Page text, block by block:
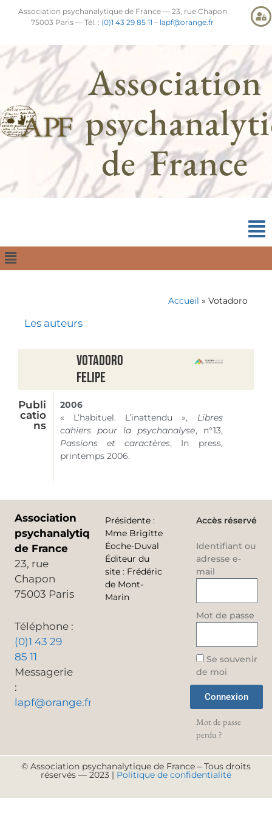
Association psychanalytique de France — 23, rue Chapon
75003 Paris — Tél. : (0)1 43 29 85 11 – lapf@orange.fr
Association
de France
Accueil » Votadoro
Les auteurs
Votadoro
Felipe
Publi
catio
ns
2006
« L’habituel. L’inattendu », Libres
cahiers pour la psychanalyse, n°13,
Passions et caractères, In press,
printemps 2006.
Association
psychanalytique
de France
23, rue
Chapon
75003 Paris
Téléphone :
(0)1 43 29
85 11
Messagerie
:
lapf@orange.fr
Présidente :
Mme Brigitte
Éoche-Duval
Éditeur du
site : Frédéric
de Mont-
Marin
Accès réservé
Identifiant ou
adresse e-
mail
Mot de passe
Se souvenir
de moi
Connexion
Mot de passe
perdu ?
© Association psychanalytique de France – Tous droits
réservés — 2023 | Politique de confidentialité